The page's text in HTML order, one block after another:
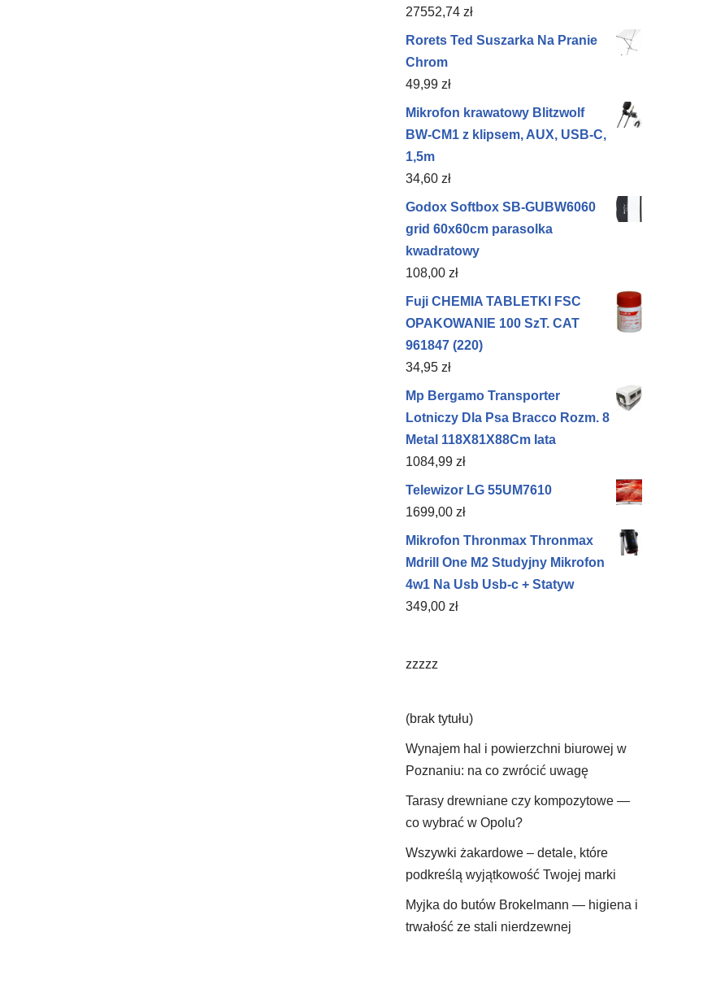
27552,74 zł
Rorets Ted Suszarka Na Pranie
Chrom
49,99 zł
Mikrofon krawatowy Blitzwolf
BW-CM1 z klipsem, AUX, USB-C,
1,5m
34,60 zł
Godox Softbox SB-GUBW6060
grid 60x60cm parasolka
kwadratowy
108,00 zł
Fuji CHEMIA TABLETKI FSC
OPAKOWANIE 100 SzT. CAT
961847 (220)
34,95 zł
Mp Bergamo Transporter
Lotniczy Dla Psa Bracco Rozm. 8
Metal 118X81X88Cm Iata
1084,99 zł
Telewizor LG 55UM7610
1699,00 zł
Mikrofon Thronmax Thronmax
Mdrill One M2 Studyjny Mikrofon
4w1 Na Usb Usb-c + Statyw
349,00 zł
zzzzz
(brak tytułu)
Wynajem hal i powierzchni biurowej w
Poznaniu: na co zwrócić uwagę
Tarasy drewniane czy kompozytowe —
co wybrać w Opolu?
Wszywki żakardowe – detale, które
podkreślą wyjątkowość Twojej marki
Myjka do butów Brokelmann — higiena i
trwałość ze stali nierdzewnej